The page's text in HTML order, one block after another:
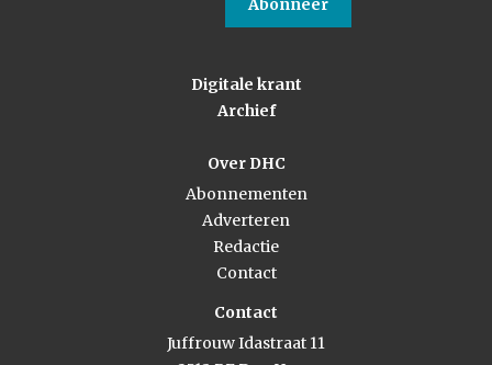
Abonneer
Digitale krant
Archief
Over DHC
Abonnementen
Adverteren
Redactie
Contact
Contact
Juffrouw Idastraat 11